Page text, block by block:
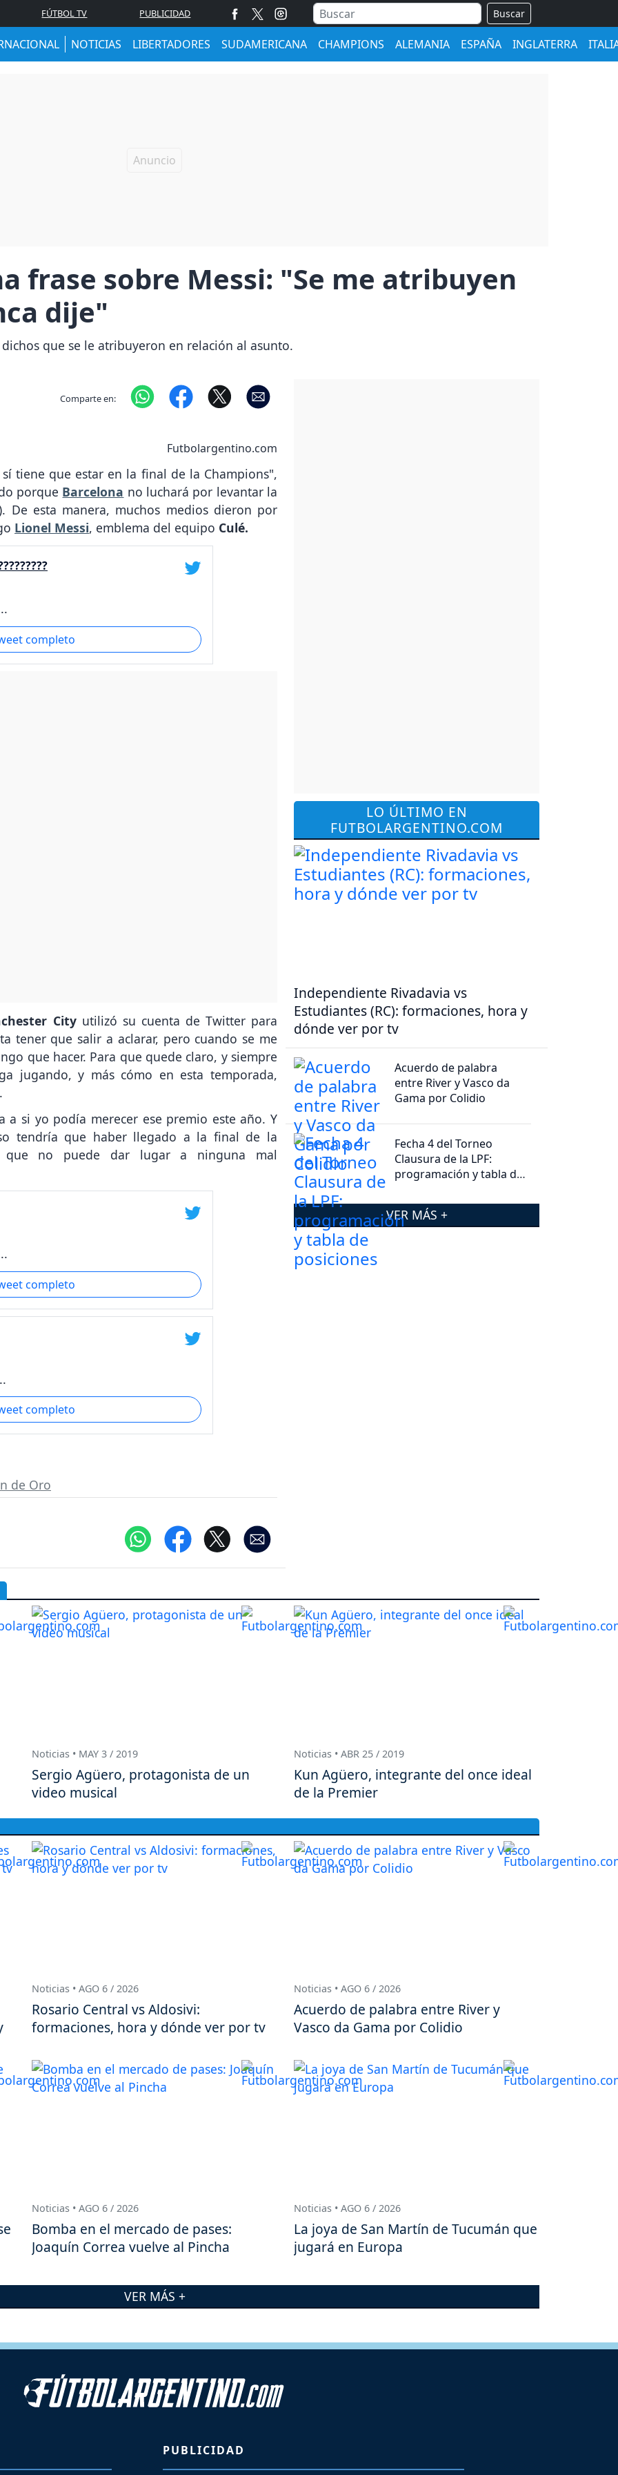
FÚTBOL TV PUBLICIDAD Buscar
NOTICIAS LIBERTADORES SUDAMERICANA CHAMPIONS ALEMANIA ESPAÑA INGLATERRA
frase sobre Messi: "Se me atribuyen
dije"
que se le atribuyeron en relación al asunto.
Comparte en:
Futbolargentino.com
tiene que estar en la final de la Champions",
porque Barcelona no luchará por levantar la
De esta manera, muchos medios dieron por
Lionel Messi, emblema del equipo Culé.
completo
Cityutilizó su cuenta de Twitter para
tener que salir a aclarar, pero cuando se me
que hacer. Para que quede claro, y siempre
jugando, y más cómo en esta temporada,
si yo podía merecer ese premio este año. Y
tendría que haber llegado a la final de la
que no puede dar lugar a ninguna mal
completo
completo
de Oro
LO ÚLTIMO EN
FUTBOLARGENTINO.COM
Independiente Rivadavia vs
Estudiantes (RC): formaciones, hora y
dónde ver por tv
Acuerdo de palabra
entre River y Vasco da
Gama por Colidio
Fecha 4 del Torneo
Clausura de la LPF:
programación y tabla de
VER MÁS +
Noticias • MAY 3 / 2019
Sergio Agüero, protagonista de un
video musical
Noticias • ABR 25 / 2019
Kun Agüero, integrante del once ideal
de la Premier
Noticias • AGO 6 / 2026
Rosario Central vs Aldosivi:
formaciones, hora y dónde ver por tv
Noticias • AGO 6 / 2026
Acuerdo de palabra entre River y
Vasco da Gama por Colidio
Noticias • AGO 6 / 2026
Bomba en el mercado de pases:
Joaquín Correa vuelve al Pincha
Noticias • AGO 6 / 2026
La joya de San Martín de Tucumán que
jugará en Europa
VER MÁS +
PUBLICIDAD